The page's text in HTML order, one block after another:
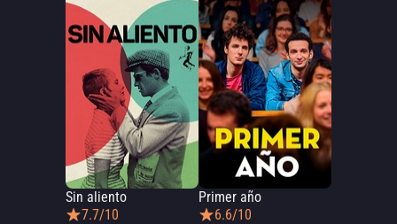
Sin aliento
7.7/10
Primer año
6.6/10